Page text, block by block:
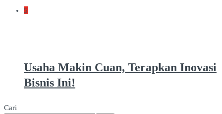
5
Usaha Makin Cuan, Terapkan Inovasi
Bisnis Ini!
Cari